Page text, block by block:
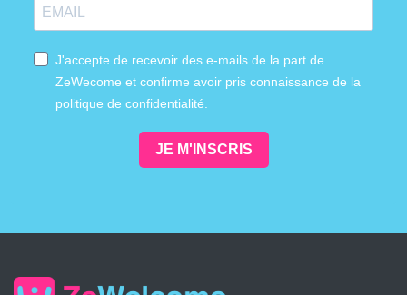
J'accepte de recevoir des e-mails de la part de
ZeWecome et confirme avoir pris connaissance de la
politique de confidentialité.
JE M'INSCRIS